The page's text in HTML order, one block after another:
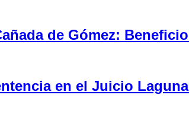
de Gómez:
en el Juicio